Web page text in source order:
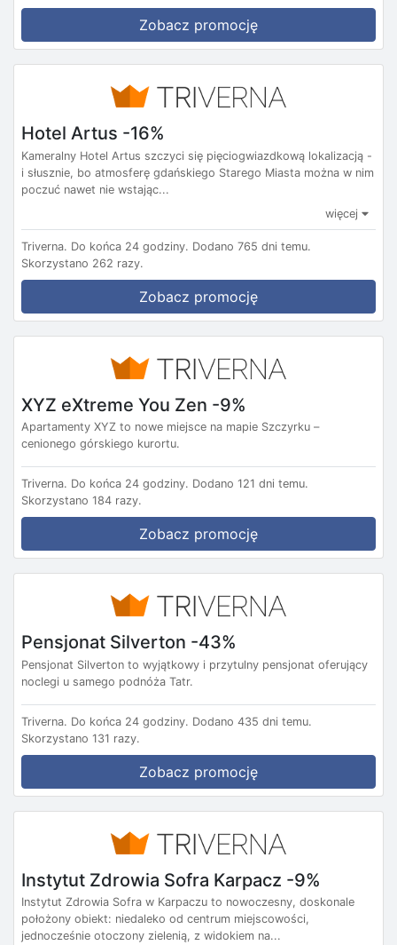
Zobacz promocję
Hotel Artus -16%
Kameralny Hotel Artus szczyci się pięciogwiazdkową lokalizacją -
i słusznie, bo atmosferę gdańskiego Starego Miasta można w nim
poczuć nawet nie wstając...
więcej
Triverna. Do końca 24 godziny. Dodano 765 dni temu.
Skorzystano 262 razy.
Zobacz promocję
XYZ eXtreme You Zen -9%
Apartamenty XYZ to nowe miejsce na mapie Szczyrku –
cenionego górskiego kurortu.
Triverna. Do końca 24 godziny. Dodano 121 dni temu.
Skorzystano 184 razy.
Zobacz promocję
Pensjonat Silverton -43%
Pensjonat Silverton to wyjątkowy i przytulny pensjonat oferujący
noclegi u samego podnóża Tatr.
Triverna. Do końca 24 godziny. Dodano 435 dni temu.
Skorzystano 131 razy.
Zobacz promocję
Instytut Zdrowia Sofra Karpacz -9%
Instytut Zdrowia Sofra w Karpaczu to nowoczesny, doskonale
położony obiekt: niedaleko od centrum miejscowości,
jednocześnie otoczony zielenią, z widokiem na...